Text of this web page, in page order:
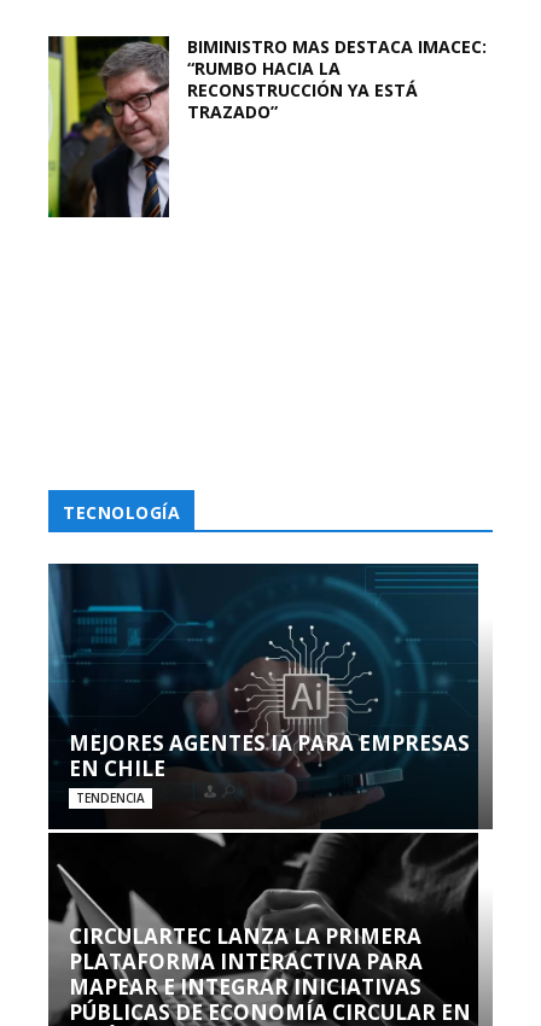
BIMINISTRO MAS DESTACA IMACEC:
“RUMBO HACIA LA
RECONSTRUCCIÓN YA ESTÁ
TRAZADO”
TECNOLOGÍA
MEJORES AGENTES IA PARA EMPRESAS
EN CHILE
TENDENCIA
CIRCULARTEC LANZA LA PRIMERA
PLATAFORMA INTERACTIVA PARA
MAPEAR E INTEGRAR INICIATIVAS
PÚBLICAS DE ECONOMÍA CIRCULAR EN